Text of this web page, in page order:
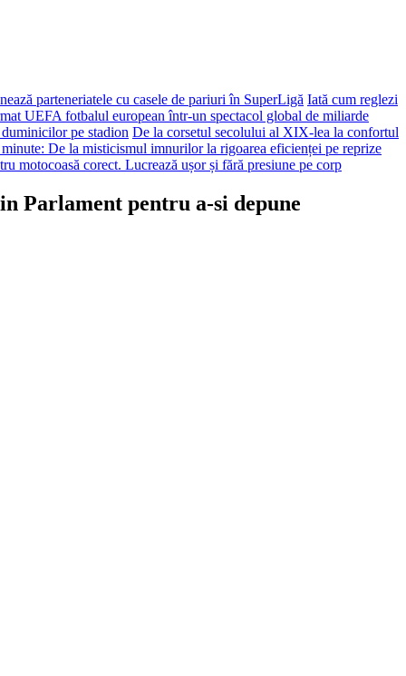
parteneriatele cu casele de pariuri în SuperLigă Iată cum reglezi
UEFA fotbalul european într-un spectacol global de miliarde
pe stadion De la corsetul secolului al XIX-lea la confortul
De la misticismul imnurilor la rigoarea eficienței pe reprize
motocoasă corect. Lucrează ușor și fără presiune pe corp
Parlament pentru a-si depune